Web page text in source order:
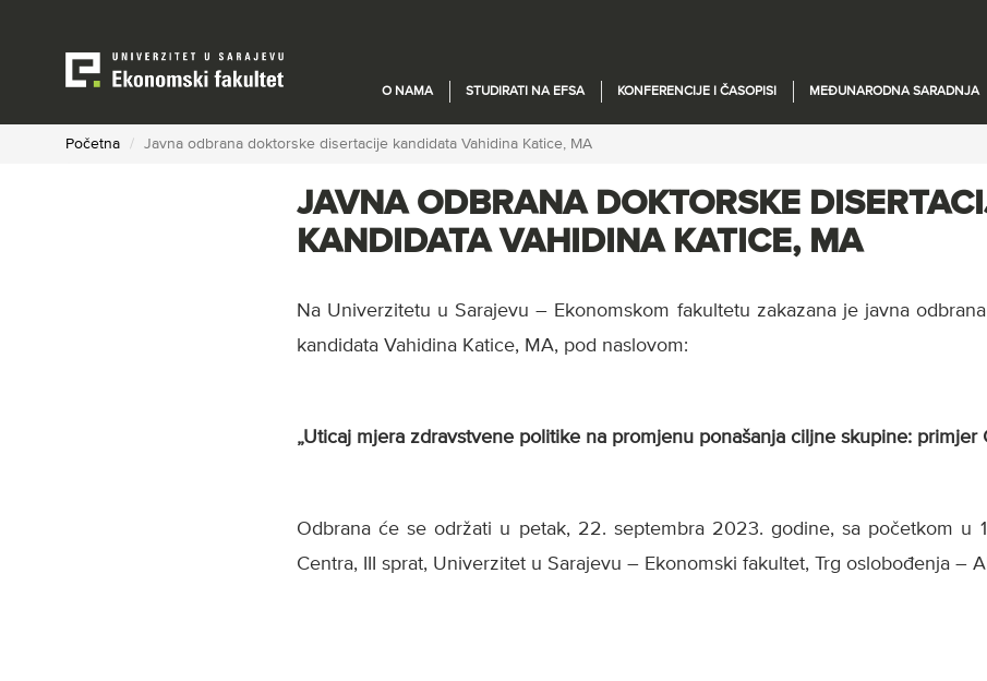
O NAMA STUDIRATI NA EFSA KONFERENCIJE I ČASOPISI MEĐUNARODNA SARADNJA
Početna Javna odbrana doktorske disertacije kandidata Vahidina Katice, MA
JAVNA ODBRANA DOKTORSKE
KANDIDATA VAHIDINA KATICE, MA
Na Univerzitetu u Sarajevu – Ekonomskom fakultetu zakazana je javna
kandidata Vahidina Katice, MA, pod naslovom:
„Uticaj mjera zdravstvene politike na promjenu ponašanja ciljne skupine: primjer
Odbrana će se održati u petak, 22. septembra 2023. godine, sa početkom u
Centra, III sprat, Univerzitet u Sarajevu – Ekonomski fakultet, Trg oslobođenja –